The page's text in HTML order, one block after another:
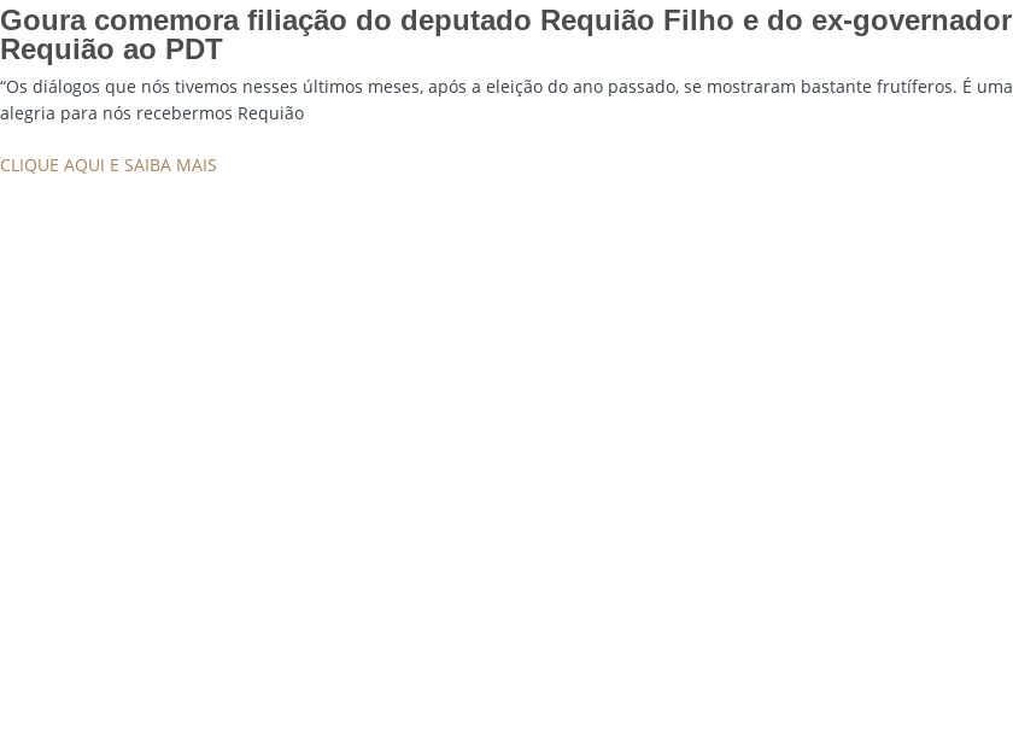
Goura comemora filiação do deputado Requião Filho e do ex-governador
Requião ao PDT
“Os diálogos que nós tivemos nesses últimos meses, após a eleição do ano passado, se mostraram bastante frutíferos. É uma
alegria para nós recebermos Requião
CLIQUE AQUI E SAIBA MAIS